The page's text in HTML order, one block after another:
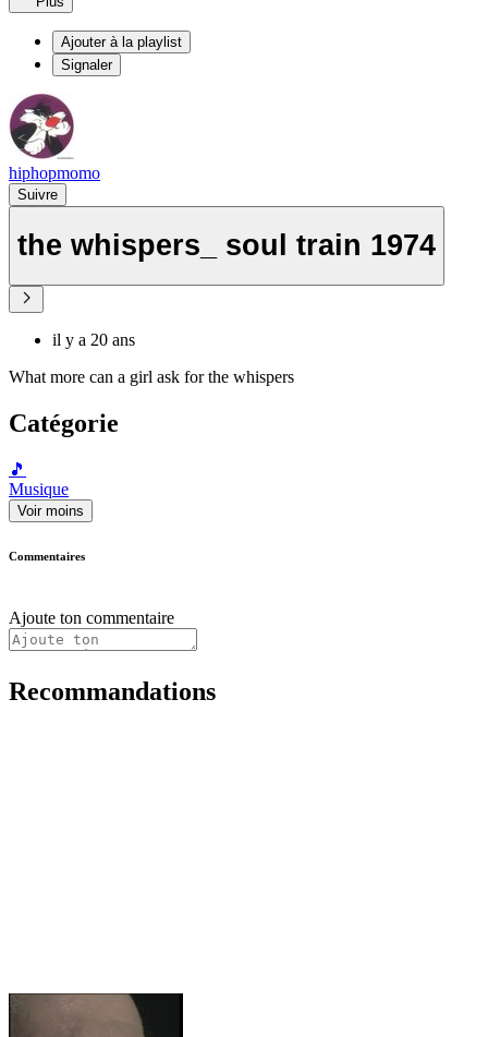
Ajouter à la playlist
Signaler
hiphopmomo
Suivre
the whispers_ soul train 1974
il y a 20 ans
What more can a girl ask for the whispers
Catégorie
🎵
Musique
Voir moins
Commentaires
Ajoute ton commentaire
Recommandations